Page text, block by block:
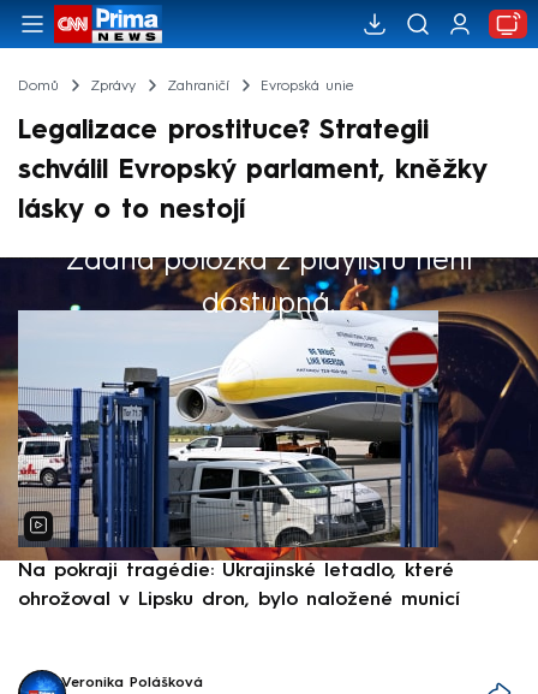
Domů Zprávy Zahraničí Evropská unie
Legalizace prostituce? Strategii
schválil Evropský parlament, kněžky
lásky o to nestojí
Žádná položka z playlistu není
dostupná.
Výběr redakce
Na pokraji tragédie: Ukrajinské letadlo, které
ohrožoval v Lipsku dron, bylo naložené municí
Veronika Polášková